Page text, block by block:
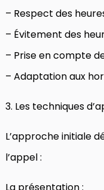
– Respect des
– Évitement des
– Prise en compte
– Adaptation aux
3. Les techniques
L’approche initiale
l’appel :
La présentation :